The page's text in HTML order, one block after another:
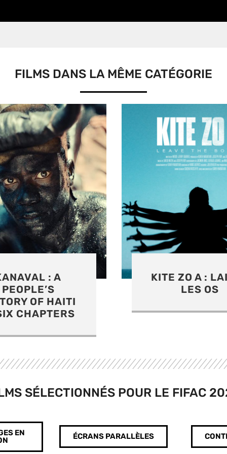
FILMS DANS LA MÊME CATÉGORIE
ZO A : LAISSE
LES OS
LÁZARO AND
SHARK
SÉLECTIONNÉS POUR LE FIFAC
EN
ÉCRANS PARALLÈLES